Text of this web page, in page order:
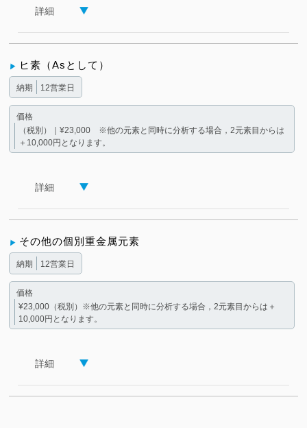
詳細
ヒ素（Asとして）
納期 12営業日
価格
（税別）｜¥23,000 ※他の元素と同時に分析する場合，2元素目からは
＋10,000円となります。
詳細
その他の個別重金属元素
納期 12営業日
価格
¥23,000（税別）※他の元素と同時に分析する場合，2元素目からは＋
10,000円となります。
詳細